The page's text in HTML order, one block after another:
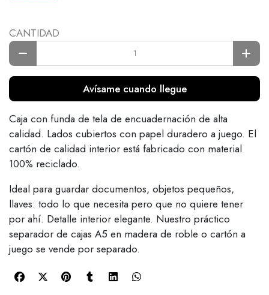
CANTIDAD
Avísame cuando llegue
Caja con funda de tela de encuadernación de alta
calidad. Lados cubiertos con papel duradero a juego. El
cartón de calidad interior está fabricado con material
100% reciclado.
Ideal para guardar documentos, objetos pequeños,
llaves: todo lo que necesita pero que no quiere tener
por ahí. Detalle interior elegante. Nuestro práctico
separador de cajas A5 en madera de roble o cartón a
juego se vende por separado.